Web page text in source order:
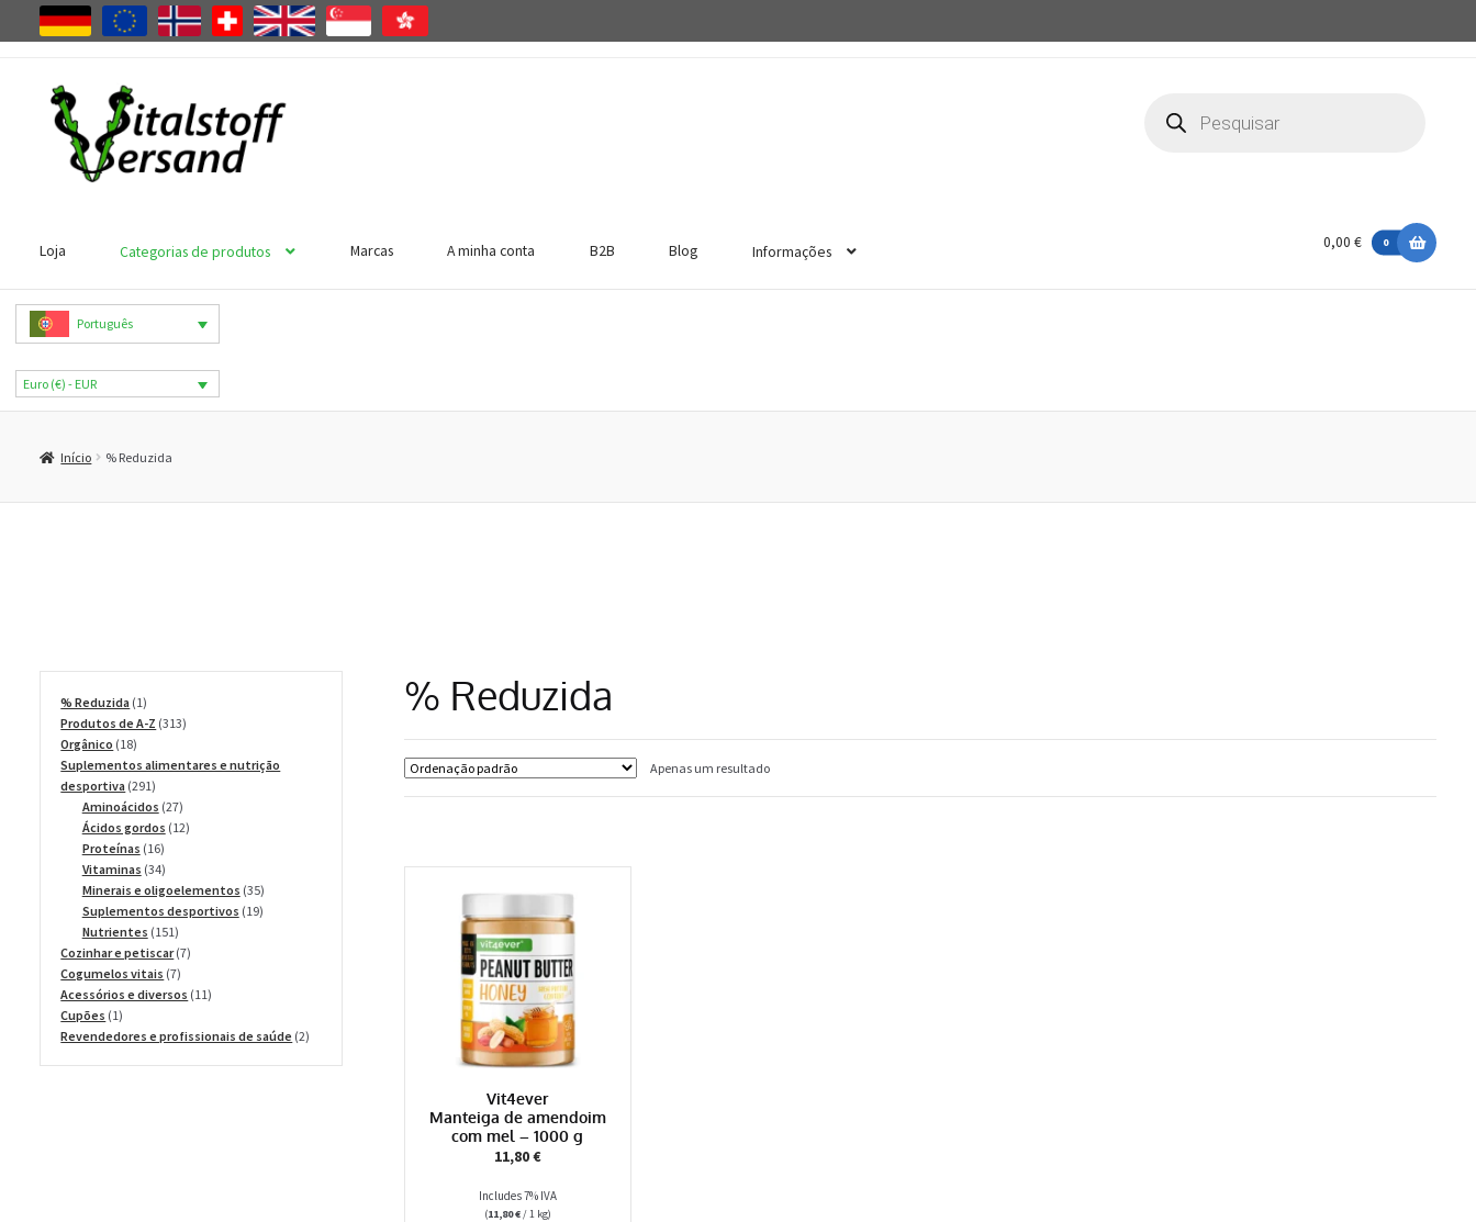
para
navegação
Saltar
para
conteúdo
search
Loja Categorias de produtos Marcas A minha conta B2B Blog Informações
0,00 € 0
Português
Euro (€) - EUR
Início % Reduzida
% Reduzida
Apenas um resultado
Vit4ever
Manteiga de amendoim
com mel – 1000 g
11,80€
Includes 7% IVA
(11,80€/ 1 kg)
% Reduzida 11
produto
Produtos de A-Z 313313
Orgânico 1818
produtos
Suplementos alimentares e nutrição
desportiva 291291
produtos
Aminoácidos 2727
produtos
Ácidos gordos 1212
Proteínas 1616
produtos
Vitaminas 3434
produtos
Minerais e oligoelementos 3535
produtos
Suplementos desportivos 1919
Nutrientes 151151
produtos
Cozinhar e petiscar 77
Cogumelos vitais 77
produtos
Acessórios e diversos 1111
Cupões 11
produto
Revendedores e profissionais de saúde 22